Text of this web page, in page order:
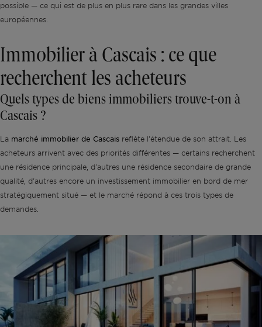
possible — ce qui est de plus en plus rare dans les grandes villes
européennes.
Immobilier à Cascais : ce que
recherchent les acheteurs
Quels types de biens immobiliers trouve-t-on à
Cascais ?
La marché immobilier de Cascais reflète l'étendue de son attrait. Les
acheteurs arrivent avec des priorités différentes — certains recherchent
une résidence principale, d'autres une résidence secondaire de grande
qualité, d'autres encore un investissement immobilier en bord de mer
stratégiquement situé — et le marché répond à ces trois types de
demandes.